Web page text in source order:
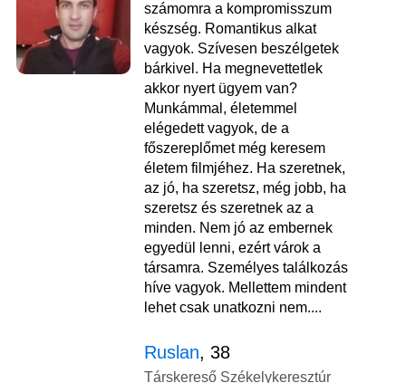
számomra a kompromisszum
készség. Romantikus alkat
vagyok. Szívesen beszélgetek
bárkivel. Ha megnevettetlek
akkor nyert ügyem van?
Munkámmal, életemmel
elégedett vagyok, de a
főszereplőmet még keresem
életem filmjéhez. Ha szeretnek,
az jó, ha szeretsz, még jobb, ha
szeretsz és szeretnek az a
minden. Nem jó az embernek
egyedül lenni, ezért várok a
társamra. Személyes találkozás
híve vagyok. Mellettem mindent
lehet csak unatkozni nem....
Ruslan, 38
Társkereső Székelykeresztúr